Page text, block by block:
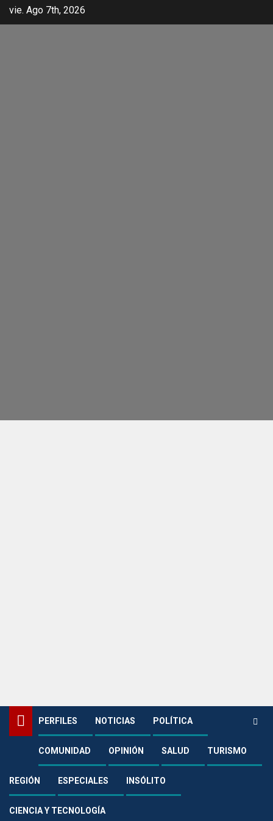
vie. Ago 7th, 2026
PERFILES NOTICIAS POLÍTICA
COMUNIDAD OPINIÓN SALUD TURISMO
REGIÓN ESPECIALES INSÓLITO
CIENCIA Y TECNOLOGÍA
Política
Prorinoquia colaboró en la organización de una gira por el Mato Grosso
brasilero
Política